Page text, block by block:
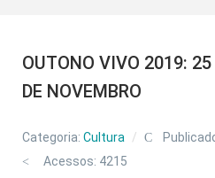
OUTONO VIVO 2019:
DE NOVEMBRO
Categoria: Cultura
Acessos: 4215